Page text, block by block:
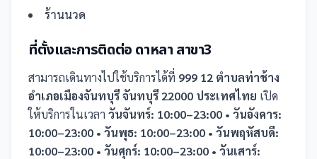
ร้านนวด
ที่ตั้งและการติดต่อ ดาหลา สาขา3
สามารถเดินทางไปใช้บริการได้ที่ 999 12 ตำบลท่าช้าง
อำเภอเมืองจันทบุรี จันทบุรี 22000 ประเทศไทย เปิด
ให้บริการในเวลา วันจันทร์: 10:00–23:00 • วันอังคาร:
10:00–23:00 • วันพุธ: 10:00–23:00 • วันพฤหัสบดี:
10:00–23:00 • วันศุกร์: 10:00–23:00 • วันเสาร์: